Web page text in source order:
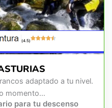
(4.5)
adaptado a tu nivel.
momento...
para tu descenso